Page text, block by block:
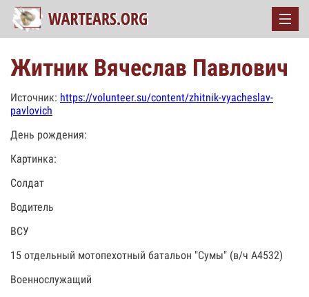
Житник Вячеслав Павлович
Источник: https://volunteer.su/content/zhitnik-vyacheslav-
pavlovich
День рождения:
Картинка:
Солдат
Водитель
ВСУ
15 отдельный мотопехотный батальон "Сумы" (в/ч А4532)
Военнослужащий